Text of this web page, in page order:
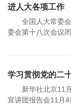
进人大各项工作
全国人大常委会
委会第十八次会议闭
学习贯彻党的二
新华社北京11月
宣讲团报告会11月4